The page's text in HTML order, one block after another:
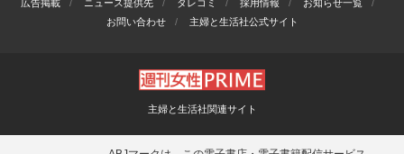
広告掲載
ニュース提供先 タレコミ 採用情報
お知らせ一覧
お問い合わせ
主婦と生活社公式サイト
主婦と生活社関連サイト